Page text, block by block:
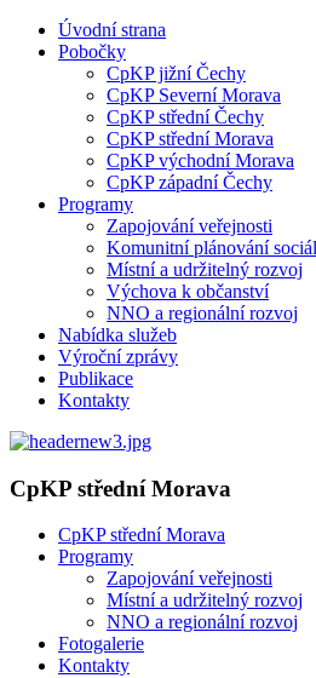
Úvodní strana
Pobočky
CpKP jižní Čechy
CpKP Severní Morava
CpKP střední Čechy
CpKP střední Morava
CpKP východní Morava
CpKP západní Čechy
Programy
Zapojování veřejnosti
Komunitní plánování
Místní a udržitelný rozvoj
Výchova k občanství
NNO a regionální rozvoj
Nabídka služeb
Výroční zprávy
Publikace
Kontakty
CpKP střední Morava
CpKP střední Morava
Programy
Zapojování veřejnosti
Místní a udržitelný rozvoj
NNO a regionální rozvoj
Fotogalerie
Kontakty